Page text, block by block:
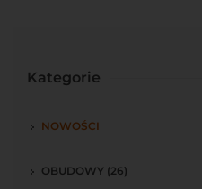
Kategorie
NOWOŚCI
OBUDOWY (26)